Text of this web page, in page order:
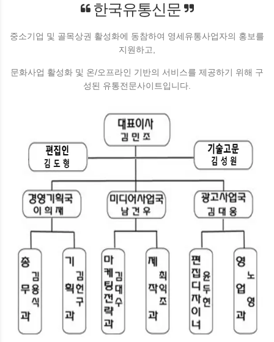
한국유통신문
중소기업 및 골목상권 활성화에 동참하여 영세유통사업자의 홍보를
지원하고,
문화사업 활성화 및 온/오프라인 기반의 서비스를 제공하기 위해 구
성된 유통전문사이트입니다.